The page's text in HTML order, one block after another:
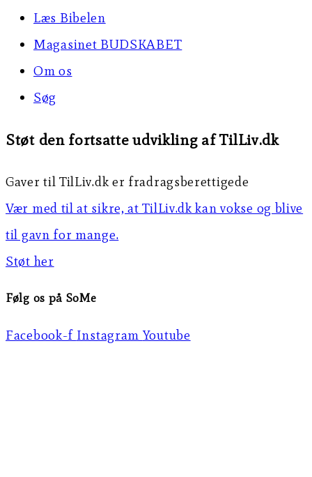
Læs Bibelen
Magasinet BUDSKABET
Om os
Søg
Støt den fortsatte udvikling af TilLiv.dk
Gaver til TilLiv.dk er fradragsberettigede
Vær med til at sikre, at TilLiv.dk kan vokse og blive
til gavn for mange.
Støt her
Følg os på SoMe
Facebook-f Instagram Youtube